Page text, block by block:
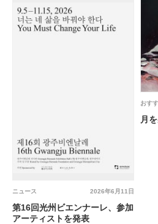
2026年6月11日
ニュース
第16回光州ビエンナーレ、参加
アーティストを発表
おす
月